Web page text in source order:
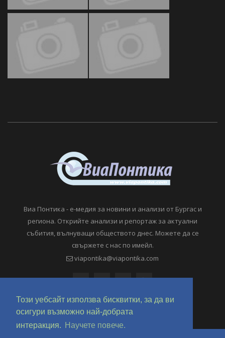
Този уебсайт използва бисквитки, за да ви
осигури възможно най-добрата
интеракция.
Научете повече.
Виа Понтика - е-медия за новини и анализи от Бургас и
региона. Открийте анализи и репортаж за актуални
събития, вълнуващи обществото днес. Можете да се
свържете с нас по имейл.
viapontika@viapontika.com